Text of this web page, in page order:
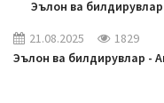
Эълон ва билдирувлар
21.08.2025
1829
Эълон ва билдирувлар -